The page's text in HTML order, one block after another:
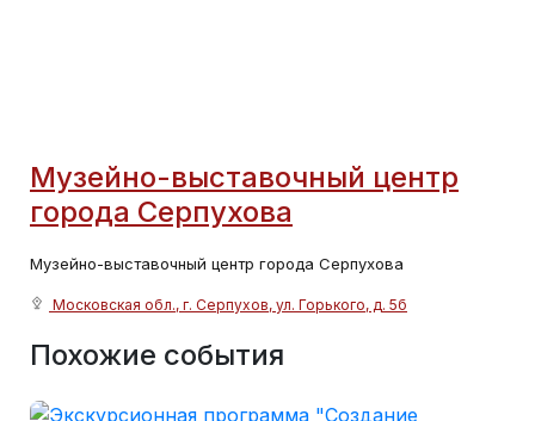
Музейно-выставочный центр
города Серпухова
Музейно-выставочный центр города Серпухова
Московская обл., г. Серпухов, ул. Горького, д. 5б
Похожие события